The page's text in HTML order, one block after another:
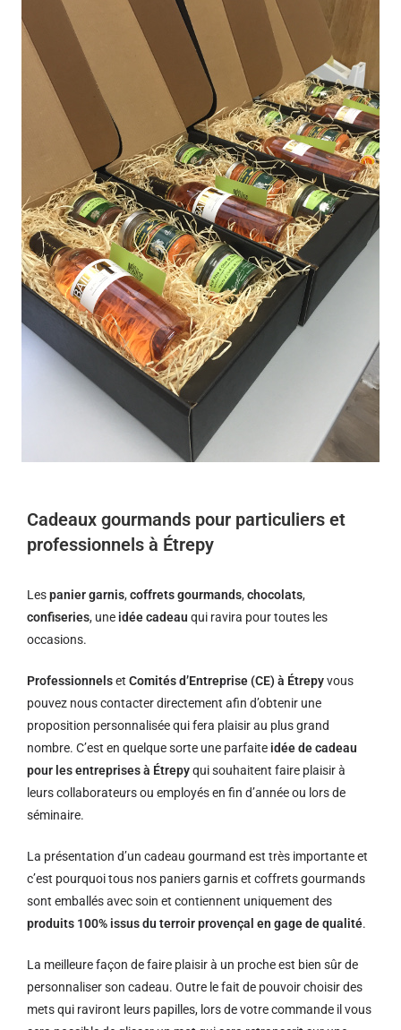
Cadeaux gourmands pour particuliers et
professionnels à Étrepy
Lespanier garnis,coffrets gourmands,chocolats,
confiseries, une idée cadeau qui ravira pour toutes les
occasions.
Professionnelset Comités d’Entreprise (CE) à Étrepyvous
pouvez nous contacter directement afin d’obtenir une
proposition personnalisée qui fera plaisir au plus grand
nombre. C’est en quelque sorte une parfaite idée de cadeau
pour les entreprises à Étrepyqui souhaitent faire plaisir à
leurs collaborateurs ou employés en fin d’année ou lors de
séminaire.
La présentation d’un cadeau gourmand est très importante et
c’est pourquoi tous nos paniers garnis et coffrets gourmands
sont emballés avec soin et contiennent uniquement des
produits 100% issus du terroir provençal en gage de qualité.
La meilleure façon de faire plaisir à un proche est bien sûr de
personnaliser son cadeau. Outre le fait de pouvoir choisir des
mets qui raviront leurs papilles, lors de votre commande il vous